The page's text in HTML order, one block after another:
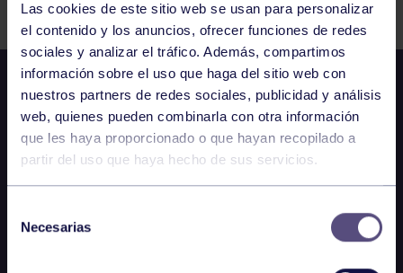
Las cookies de este sitio web se usan para personalizar
el contenido y los anuncios, ofrecer funciones de redes
sociales y analizar el tráfico. Además, compartimos
información sobre el uso que haga del sitio web con
nuestros partners de redes sociales, publicidad y análisis
web, quienes pueden combinarla con otra información
que les haya proporcionado o que hayan recopilado a
partir del uso que haya hecho de sus servicios.
Necesarias